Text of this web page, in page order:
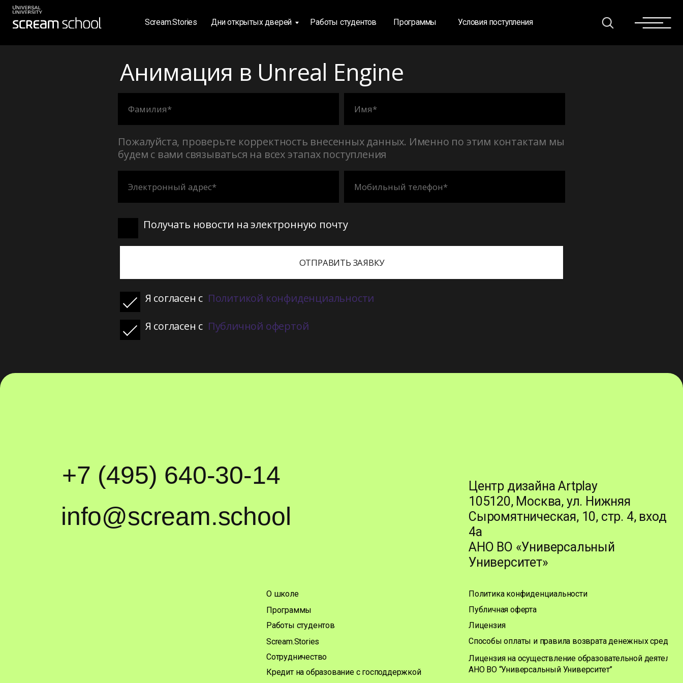
Scream.Stories Дни открытых дверей Работы студентов Программы Условия поступления
Анимация в Unreal Engine
Пожалуйста, проверьте корректность внесенных данных. Именно по этим контактам мы
будем с вами связываться на всех этапах поступления
Получать новости на электронную почту
ОТПРАВИТЬ ЗАЯВКУ
Я согласен с Политикой конфиденциальности
Я согласен с Публичной офертой
+7 (495) 640-30-14
info@scream.school
Центр дизайна Artplay
105120, Москва, ул. Нижняя
Сыромятническая, 10, стр. 4, вход
4а
АНО ВО «Универсальный
Университет»
О школе
Программы
Работы студентов
Сотрудничество
Кредит на образование с господдержкой
Scream.Stories Способы оплаты и правила возврата денежных средств
Публичная оферта
Политика конфиденциальности
Лицензия на осуществление образовательной
АНО ВО “Универсальный Университет”
Лицензия